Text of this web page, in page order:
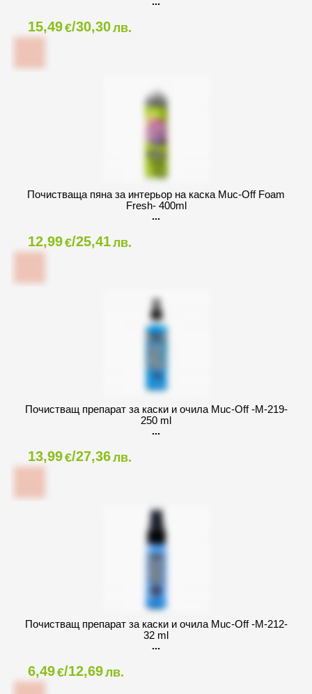
15,49€/30,30лв.
Почистваща пяна за интeрьор на каска Muc-Off Foam
Fresh- 400ml
12,99€/25,41лв.
Почистващ препарат за каски и очила Muc-Off -M-219-
250 ml
13,99€/27,36лв.
Почистващ препарат за каски и очила Muc-Off -M-212-
32 ml
6,49€/12,69лв.